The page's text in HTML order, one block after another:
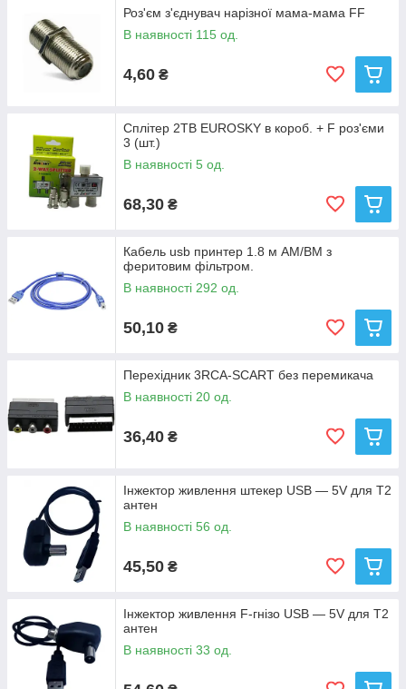
Всеволнові антени
Зроблено так, що здатні одночасно
приймати сигнали обох діапазонів: МВ і ДМВ. Ці антени
приймають зараз всі телеканали і аналогові і цифрові.
Важливим елементом прийомної системи є кабельУ
важливішим є його якість. Крім того, якісний кабель не
лопається від сонця та морозів, що захищає ваш приймач від
виходу з ладу в процесі затікання води (за кабелем).
Обращаем Ваше внимание на
Підсилювач Т2 иПідсилювач Т2 з проходом
антени активної антени або застосувати кабель більшої
довжини (болі 50м).
Роз'єм з'єднувач нарізної мама-мама FF
В наявності 115 од.
4,60 ₴
Сплітер 2ТВ EUROSKY в короб. + F роз'єми
3 (шт.)
В наявності 5 од.
68,30 ₴
Кабель usb принтер 1.8 м AM/BM з
феритовим фільтром.
В наявності 292 од.
50,10 ₴
Перехідник 3RCA-SCART без перемикача
В наявності 20 од.
36,40 ₴
Інжектор живлення штекер USB — 5V для Т2
антен
В наявності 56 од.
45,50 ₴
Інжектор живлення F-гнізо USB — 5V для Т2
антен
В наявності 33 од.